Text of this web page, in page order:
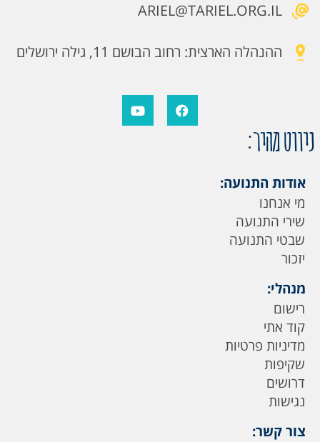
ARIEL@TARIEL.ORG.IL
ההנהלה הארצית: רחוב הבושם 11, גילה ירושלים
ניווט מהיר:
אודות התנועה:
מי אנחנו
שירי התנועה
שבטי התנועה
יזכור
מנהלי:
רישום
קוד אתי
מדיניות פרטיות
שקיפות
דרושים
נגישות
צור קשר: